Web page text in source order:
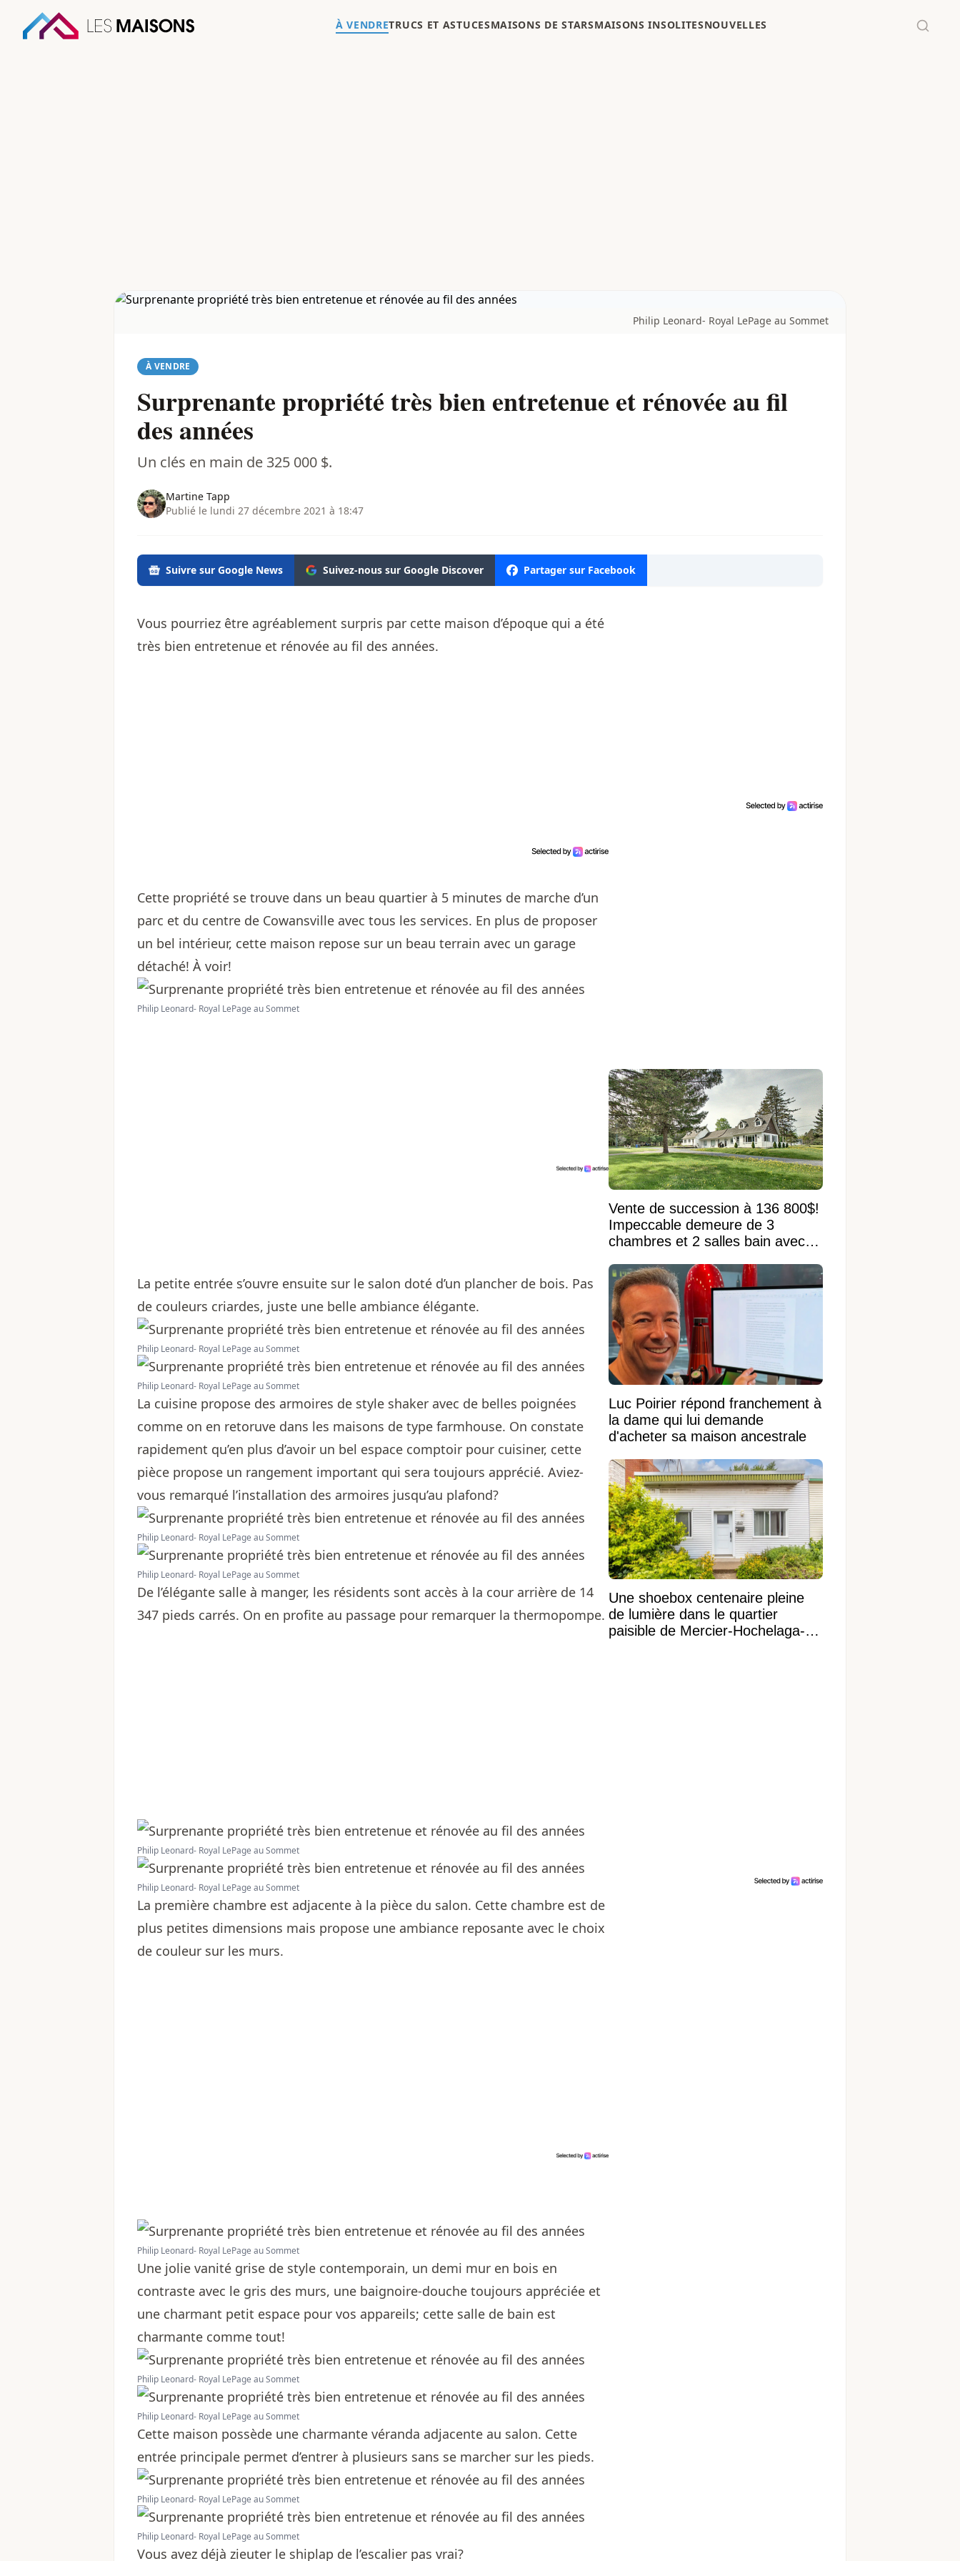
À VENDRETRUCS ET ASTUCESMAISONS DE STARSMAISONS INSOLITESNOUVELLES
Philip Leonard- Royal LePage au Sommet
À VENDRE
Surprenante propriété très bien entretenue et rénovée au fil
des années
Un clés en main de 325 000 $.
Martine Tapp
Publié le lundi 27 décembre 2021 à 18:47
Suivre sur Google News Suivez-nous sur Google Discover Partager sur Facebook
Vous pourriez être agréablement surpris par cette maison d’époque qui a été
très bien entretenue et rénovée au fil des années.
Cette propriété se trouve dans un beau quartier à 5 minutes de mar che d’un
parc et du centre de Cowansville avec tous les services. En plus de proposer
un bel intérieur, cette maison repose sur un beau terrain avec un garage
détaché! À voir!
Philip Leonard- Royal LePage au Sommet
La petite entrée s’ouvre ensuite sur le salon doté d’un plancher de bois. Pas
de couleurs criardes, juste une belle ambiance élégante.
Philip Leonard- Royal LePage au Sommet
Philip Leonard- Royal LePage au Sommet
La cuisine propose des armoires de style shaker avec de belles poignées
comme on en retoruve dans les maisons de type farmhouse. On constate
rapidement qu’en plus d’avoir un bel espace comptoir pour cuisiner, cette
pièce propose un rangement important qui sera toujours apprécié. Aviez-
vous remarqué l’installation des armoires jusqu’au plafond?
Philip Leonard- Royal LePage au Sommet
Philip Leonard- Royal LePage au Sommet
De l’élégante salle à manger, les résidents sont accès à la cour arrière de 14
347 pieds carrés. On en profite au passage pour remarquer la thermopompe.
Philip Leonard- Royal LePage au Sommet
Philip Leonard- Royal LePage au Sommet
La première chambre est adjacente à la pièce du salon. Cette chambre est de
plus petites dimensions mais propose une ambiance reposante avec le choix
de couleur sur les murs.
Philip Leonard- Royal LePage au Sommet
Une jolie vanité grise de style contemporain, un demi mur en bois en
contraste avec le gris des murs, une baignoire-douche toujours appréciée et
une charmant petit espace pour vos appareils; cette salle de bain est
charmante comme tout!
Philip Leonard- Royal LePage au Sommet
Philip Leonard- Royal LePage au Sommet
Cette maison possède une charmante véranda adjacente au salon. Cette
entrée principale permet d’entrer à plusieurs sans se marcher sur les pieds.
Philip Leonard- Royal LePage au Sommet
Philip Leonard- Royal LePage au Sommet
Vous avez déjà zieuter le shiplap de l’escalier pas vrai?
Vente de succession à 136 800$!
Impeccable demeure de 3
chambres et 2 salles bain avec
Luc Poirier répond franchement à
la dame qui lui demande
d'acheter sa maison ancestrale
Une shoebox centenaire pleine
de lumière dans le quartier
paisible de Mercier-Hochelaga-